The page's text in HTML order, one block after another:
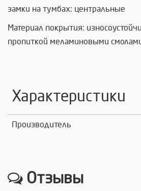
замки на тумбах: центральные
Материал покрытия:
пропиткой меламиновыми
Характеристики
Производитель
Отзывы